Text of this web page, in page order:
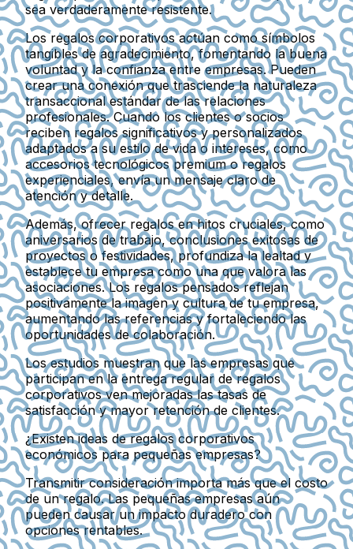
sea verdaderamente resistente.
Los regalos corporativos actúan como símbolos
tangibles de agradecimiento, fomentando la buena
voluntad y la confianza entre empresas. Pueden
crear una conexión que trasciende la naturaleza
transaccional estándar de las relaciones
profesionales. Cuando los clientes o socios
reciben regalos significativos y personalizados
adaptados a su estilo de vida o intereses, como
accesorios tecnológicos premium o regalos
experienciales, envía un mensaje claro de
atención y detalle.
Además, ofrecer regalos en hitos cruciales, como
aniversarios de trabajo, conclusiones exitosas de
proyectos o festividades, profundiza la lealtad y
establece tu empresa como una que valora las
asociaciones. Los regalos pensados reflejan
positivamente la imagen y cultura de tu empresa,
aumentando las referencias y fortaleciendo las
oportunidades de colaboración.
Los estudios muestran que las empresas que
participan en la entrega regular de regalos
corporativos ven mejoradas las tasas de
satisfacción y mayor retención de clientes.
¿Existen ideas de regalos corporativos
económicos para pequeñas empresas?
Transmitir consideración importa más que el costo
de un regalo. Las pequeñas empresas aún
pueden causar un impacto duradero con
opciones rentables.